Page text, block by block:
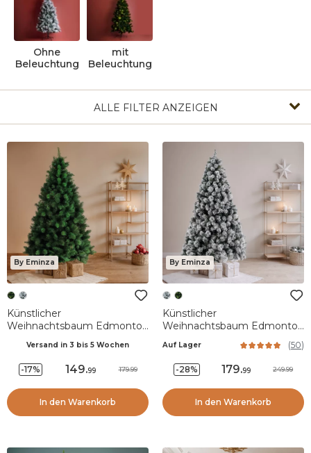
Ohne
Beleuchtung
mit
Beleuchtung
ALLE FILTER ANZEIGEN
By Eminza
Künstlicher
Weihnachtsbaum Edmonton
Versand in 3 bis 5 Wochen
-17% 149.99 179.99
In den Warenkorb
By Eminza
Künstlicher
Weihnachtsbaum Edmonton
Auf Lager (50)
-28% 179.99 249.99
In den Warenkorb